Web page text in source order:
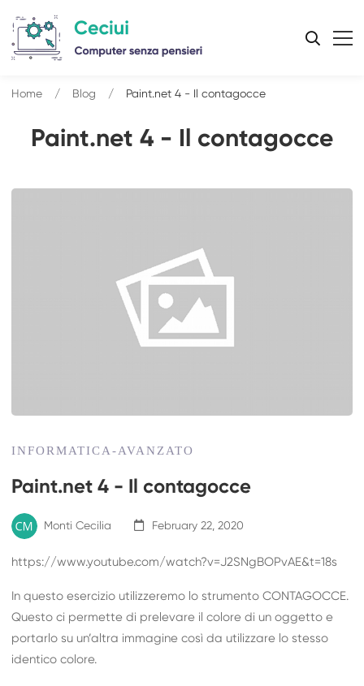
Paint.net 4 - Il contagocce
Home Blog Paint.net 4 - Il contagocce
INFORMATICA-AVANZATO
Paint.net 4 - Il contagocce
Monti Cecilia February 22, 2020
https://www.youtube.com/watch?v=J2SNgBOPvAE&t=18s
In questo esercizio utilizzeremo lo strumento CONTAGOCCE.
Questo ci permette di prelevare il colore di un oggetto e
portarlo su un’altra immagine così da utilizzare lo stesso
identico colore.